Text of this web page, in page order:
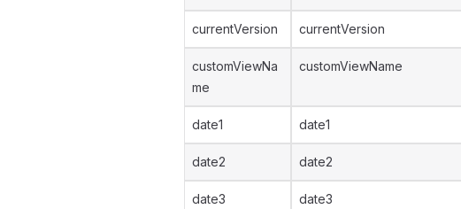
currentVersion currentVersion
customViewNa
me
customViewName
date1 date1
date2 date2
date3 date3